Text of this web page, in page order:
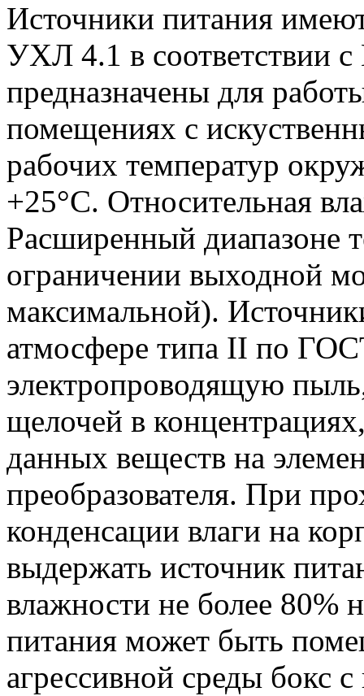
Источники питания
УХЛ 4.1 в соответствии
предназначены для
помещениях с
рабочих температур
+25°С. Относительная
Расширенный диапазоне
ограничении выходной
максимальной).
атмосфере типа II по
электропроводящую
щелочей в
данных веществ на
преобразователя. При
конденсации влаги на
выдержать источник
влажности не более 80%
питания может быть
агрессивной среды бокс